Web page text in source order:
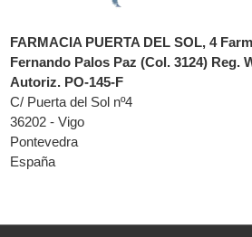
FARMACIA PUERTA DEL SOL, 4
Fernando Palos Paz (Col. 3124) Reg.
Autoriz. PO-145-F
C/ Puerta del Sol nº4
36202 - Vigo
Pontevedra
España